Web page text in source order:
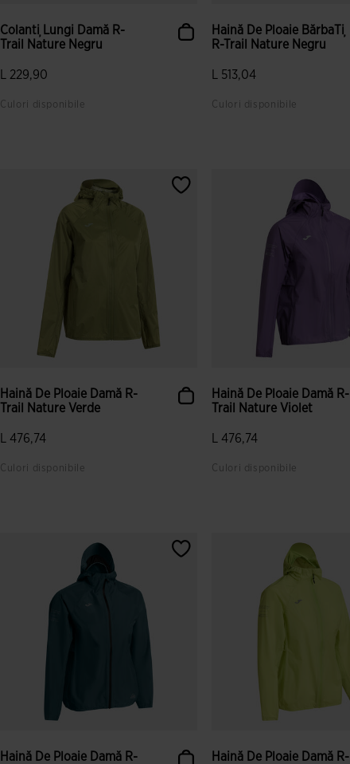
Colanți Lungi Damă R-
Trail Nature Negru
L 229,90
Culori disponibile
Haină De Ploaie BărbaȚi
R-Trail Nature Negru
L 513,04
Culori disponibile
Haină De Ploaie Damă R-
Trail Nature Verde
L 476,74
Culori disponibile
Haină De Ploaie Damă R-
Trail Nature Violet
L 476,74
Culori disponibile
Haină De Ploaie Damă R- Haină De Ploaie Damă R-